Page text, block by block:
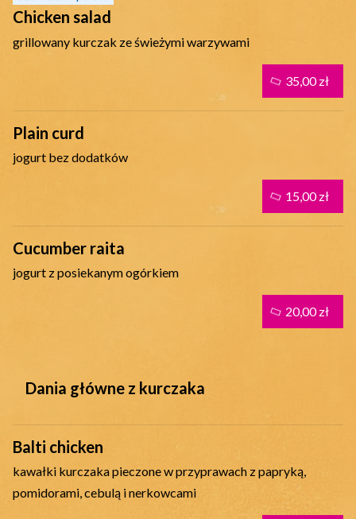
Chicken salad
grillowany kurczak ze świeżymi warzywami
Plain curd
jogurt bez dodatków
Cucumber raita
jogurt z posiekanym ogórkiem
Dania główne z kurczaka
Balti chicken
kawałki kurczaka pieczone w przyprawach z papryką,
pomidorami, cebulą i nerkowcami